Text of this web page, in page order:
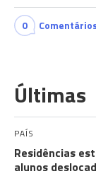
0
Últimas
PAÍS
Residências
alunos